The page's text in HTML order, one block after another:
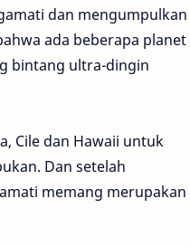
dan mengumpulkan
ada beberapa planet
bintang ultra-dingin
Cile dan Hawaii untuk
Dan setelah
memang merupakan